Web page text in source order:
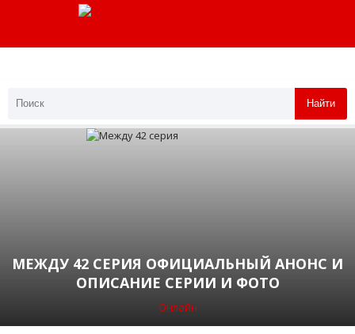
Найти
МЕЖДУ 42 СЕРИЯ ОФИЦИАЛЬНЫЙ АНОНС И
ОПИСАНИЕ СЕРИИ И ФОТО
Онлайн